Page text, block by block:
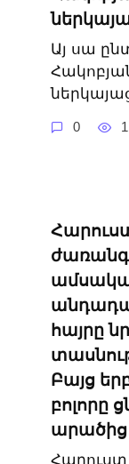
Այ սա
0
հայրը
Բայց
բոլորը